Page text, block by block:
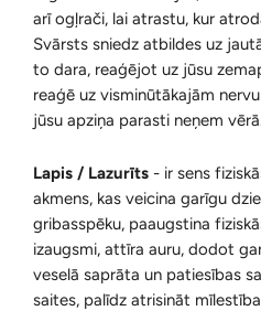
arī ogļrači, lai atrastu, kur
Svārsts sniedz atbildes uz
to dara, reaģējot uz jūsu
reaģē uz visminūtākajām
jūsu apziņa parasti neņem
Lapis / Lazurīts - ir sens
akmens, kas veicina garīgu
gribasspēku, paaugstina
izaugsmi, attīra auru, dodot
veselā saprāta un patiesības
saites, palīdz atrisināt